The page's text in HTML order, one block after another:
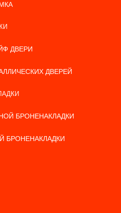
ДВЕРИ
ДВЕРЕЙ
БРОНЕНАКЛАДКИ
БРОНЕНАКЛАДКИ